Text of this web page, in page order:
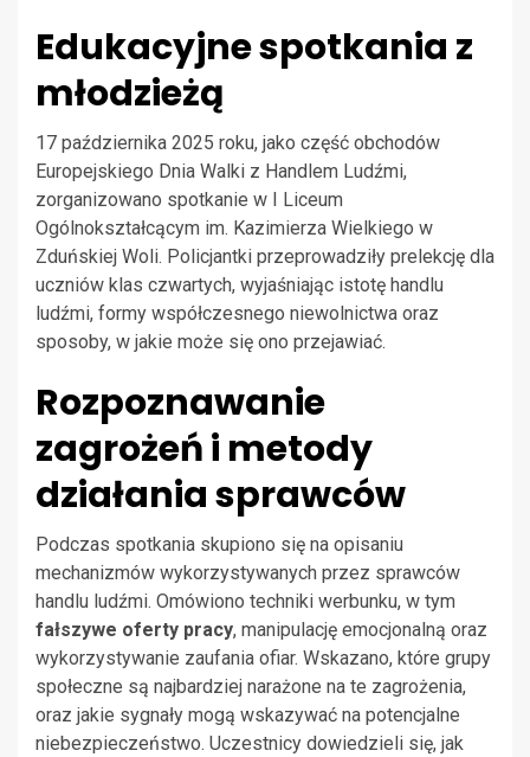
Edukacyjne spotkania z
młodzieżą
17 października 2025 roku, jako część obchodów
Europejskiego Dnia Walki z Handlem Ludźmi,
zorganizowano spotkanie w I Liceum
Ogólnokształcącym im. Kazimierza Wielkiego w
Zduńskiej Woli. Policjantki przeprowadziły prelekcję dla
uczniów klas czwartych, wyjaśniając istotę handlu
ludźmi, formy współczesnego niewolnictwa oraz
sposoby, w jakie może się ono przejawiać.
Rozpoznawanie
zagrożeń i metody
działania sprawców
Podczas spotkania skupiono się na opisaniu
mechanizmów wykorzystywanych przez sprawców
handlu ludźmi. Omówiono techniki werbunku, w tym
fałszywe oferty pracy, manipulację emocjonalną oraz
wykorzystywanie zaufania ofiar. Wskazano, które grupy
społeczne są najbardziej narażone na te zagrożenia,
oraz jakie sygnały mogą wskazywać na potencjalne
niebezpieczeństwo. Uczestnicy dowiedzieli się, jak